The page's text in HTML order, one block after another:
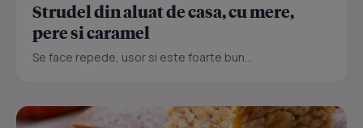
Strudel din aluat de casa, cu mere,
pere si caramel
Se face repede, usor si este foarte bun...